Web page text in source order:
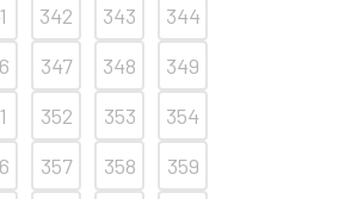
342 343
344
347 348
349
352 353
354
357 358
359